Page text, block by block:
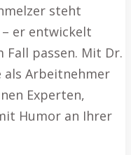
steht
er entwickelt
Fall passen. Mit Dr.
als Arbeitnehmer
Experten,
Humor an Ihrer